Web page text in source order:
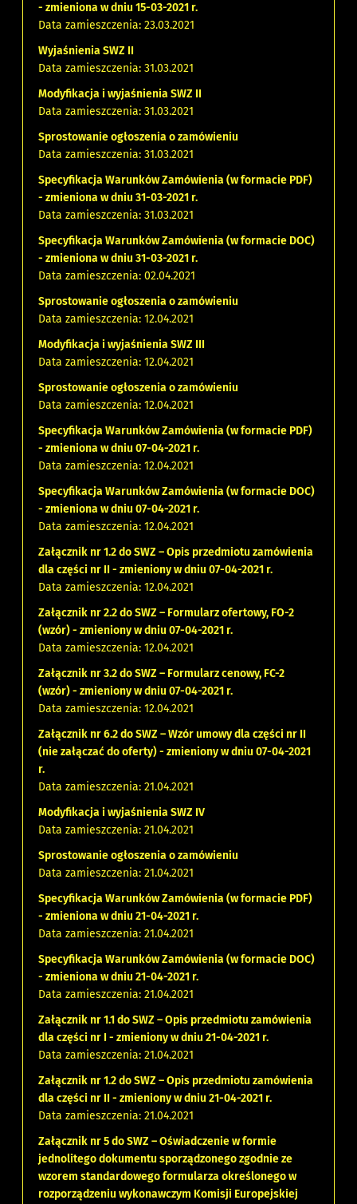
- zmieniona w dniu 15-03-2021 r.
Data zamieszczenia: 23.03.2021
Wyjaśnienia SWZ II
Data zamieszczenia: 31.03.2021
Modyfikacja i wyjaśnienia SWZ II
Data zamieszczenia: 31.03.2021
Sprostowanie ogłoszenia o zamówieniu
Data zamieszczenia: 31.03.2021
Specyfikacja Warunków Zamówienia (w formacie PDF)
- zmieniona w dniu 31-03-2021 r.
Data zamieszczenia: 31.03.2021
Specyfikacja Warunków Zamówienia (w formacie DOC)
- zmieniona w dniu 31-03-2021 r.
Data zamieszczenia: 02.04.2021
Sprostowanie ogłoszenia o zamówieniu
Data zamieszczenia: 12.04.2021
Modyfikacja i wyjaśnienia SWZ III
Data zamieszczenia: 12.04.2021
Sprostowanie ogłoszenia o zamówieniu
Data zamieszczenia: 12.04.2021
Specyfikacja Warunków Zamówienia (w formacie PDF)
- zmieniona w dniu 07-04-2021 r.
Data zamieszczenia: 12.04.2021
Specyfikacja Warunków Zamówienia (w formacie DOC)
- zmieniona w dniu 07-04-2021 r.
Data zamieszczenia: 12.04.2021
Załącznik nr 1.2 do SWZ – Opis przedmiotu zamówienia
dla części nr II - zmieniony w dniu 07-04-2021 r.
Data zamieszczenia: 12.04.2021
Załącznik nr 2.2 do SWZ – Formularz ofertowy, FO-2
(wzór) - zmieniony w dniu 07-04-2021 r.
Data zamieszczenia: 12.04.2021
Załącznik nr 3.2 do SWZ – Formularz cenowy, FC-2
(wzór) - zmieniony w dniu 07-04-2021 r.
Data zamieszczenia: 12.04.2021
Załącznik nr 6.2 do SWZ – Wzór umowy dla części nr II
(nie załączać do oferty) - zmieniony w dniu 07-04-2021
r.
Data zamieszczenia: 21.04.2021
Modyfikacja i wyjaśnienia SWZ IV
Data zamieszczenia: 21.04.2021
Sprostowanie ogłoszenia o zamówieniu
Data zamieszczenia: 21.04.2021
Specyfikacja Warunków Zamówienia (w formacie PDF)
- zmieniona w dniu 21-04-2021 r.
Data zamieszczenia: 21.04.2021
Specyfikacja Warunków Zamówienia (w formacie DOC)
- zmieniona w dniu 21-04-2021 r.
Data zamieszczenia: 21.04.2021
Załącznik nr 1.1 do SWZ – Opis przedmiotu zamówienia
dla części nr I - zmieniony w dniu 21-04-2021 r.
Data zamieszczenia: 21.04.2021
Załącznik nr 1.2 do SWZ – Opis przedmiotu zamówienia
dla części nr II - zmieniony w dniu 21-04-2021 r.
Data zamieszczenia: 21.04.2021
Załącznik nr 5 do SWZ – Oświadczenie w formie
jednolitego dokumentu sporządzonego zgodnie ze
wzorem standardowego formularza określonego w
rozporządzeniu wykonawczym Komisji Europejskiej